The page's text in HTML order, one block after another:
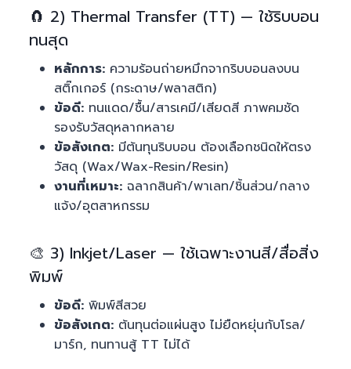
🧲 2) Thermal Transfer (TT) — ใช้ริบบอน
ทนสุด
หลักการ: ความร้อนถ่ายหมึกจากริบบอนลงบน
สติ๊กเกอร์ (กระดาษ/พลาสติก)
ข้อดี: ทนแดด/ชื้น/สารเคมี/เสียดสี ภาพคมชัด
รองรับวัสดุหลากหลาย
ข้อสังเกต: มีต้นทุนริบบอน ต้องเลือกชนิดให้ตรง
วัสดุ (Wax/Wax-Resin/Resin)
งานที่เหมาะ: ฉลากสินค้า/พาเลท/ชิ้นส่วน/กลาง
แจ้ง/อุตสาหกรรม
🎨 3) Inkjet/Laser — ใช้เฉพาะงานสี/สื่อสิ่ง
พิมพ์
ข้อดี: พิมพ์สีสวย
ข้อสังเกต: ต้นทุนต่อแผ่นสูง ไม่ยืดหยุ่นกับโรล/
มาร์ก, ทนทานสู้ TT ไม่ได้